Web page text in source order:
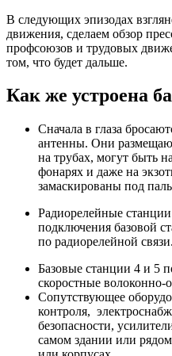
В следующих эпизодах
движения, сделаем обзор
профсоюзов и трудовых
том, что будет дальше.
Как же устроена
Сначала в глаза
антенны. Они
на трубах, могут быть
фонарях и даже на
замаскированы под
Радиорелейные
подключения базовой
по радиорелейной связи.
Базовые станции 4 и 5
скоростные волоконно-
Сопутствующее
контроля,
безопасности,
самом здании или